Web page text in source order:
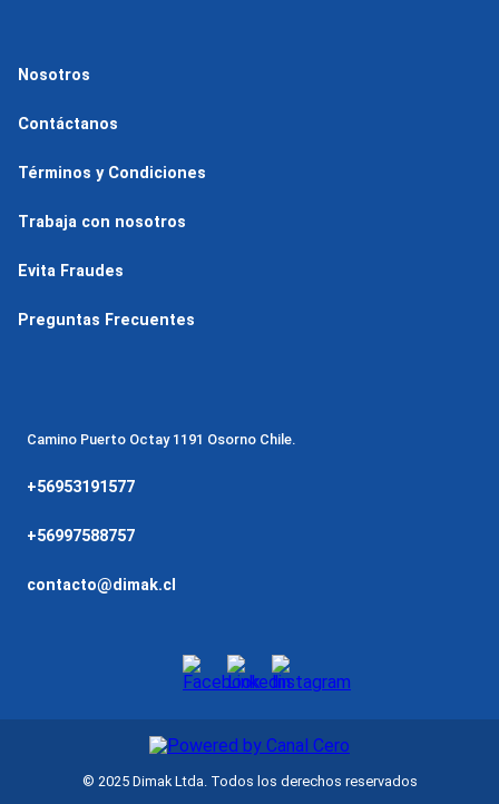
Nosotros
Contáctanos
Términos y Condiciones
Trabaja con nosotros
Evita Fraudes
Preguntas Frecuentes
Camino Puerto Octay 1191 Osorno Chile.
+56953191577
+56997588757
contacto@dimak.cl
© 2025 Dimak Ltda. Todos los derechos reservados